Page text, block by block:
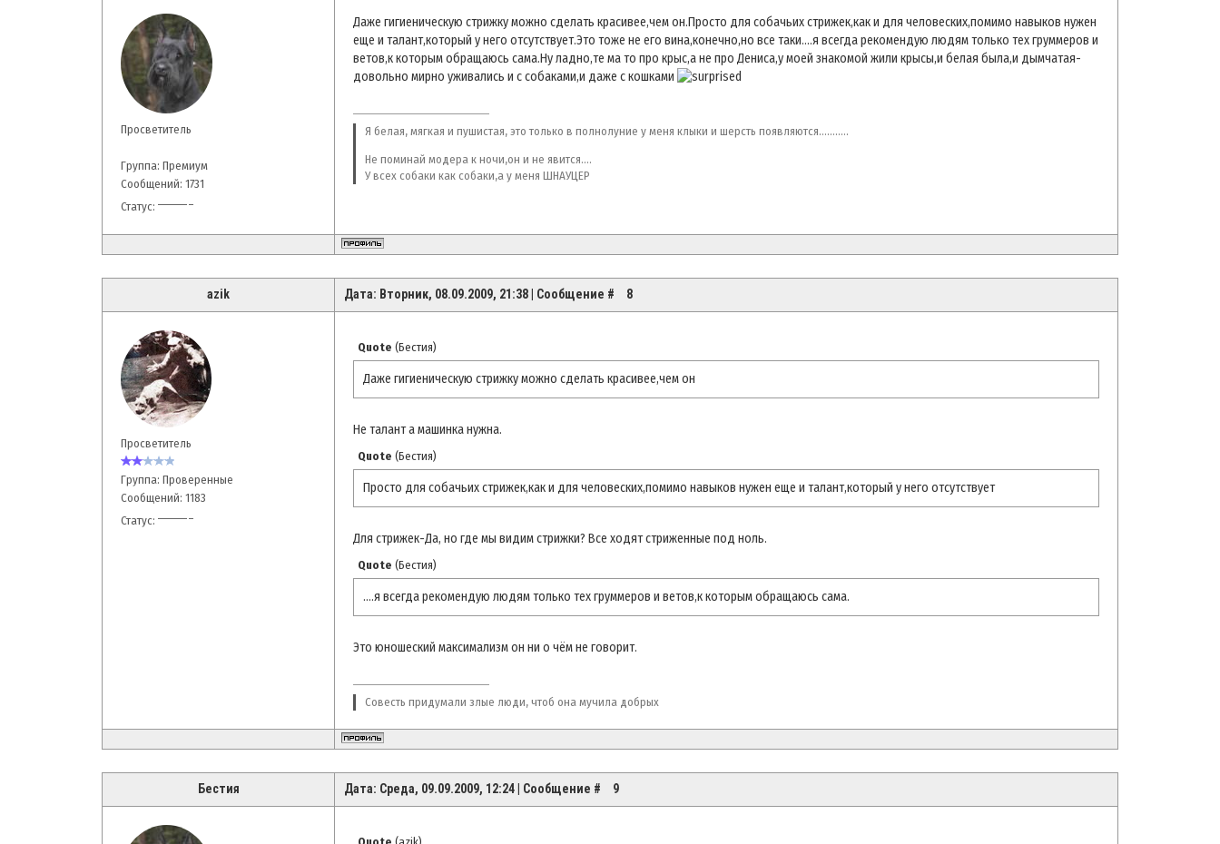
Просветитель
Группа: Премиум
Сообщений: 1731
Статус:
Даже гигиеническую стрижку можно сделать красивее,чем он.Просто для собачьих стрижек,как и для человеских,помимо навыков нужен
еще и талант,который у него отсутствует.Это тоже не его вина,конечно,но все таки....я всегда рекомендую людям только тех груммеров и
ветов,к которым обращаюсь сама.Ну ладно,те ма то про крыс,а не про Дениса,у моей знакомой жили крысы,и белая была,и дымчатая-
довольно мирно уживались и с собаками,и даже с кошками
Я белая, мягкая и пушистая, это только в полнолуние у меня клыки и шерсть появляются...........
Не поминай модера к ночи,он и не явится....
У всех собаки как собаки,а у меня ШНАУЦЕР
azik Дата: Вторник, 08.09.2009, 21:38 | Сообщение # 8
Просветитель
Группа: Проверенные
Сообщений: 1183
Статус:
Quote (Бестия)
Даже гигиеническую стрижку можно сделать красивее,чем он
Не талант а машинка нужна.
Quote (Бестия)
Просто для собачьих стрижек,как и для человеских,помимо навыков нужен еще и талант,который у него отсутствует
Для стрижек-Да, но где мы видим стрижки? Все ходят стриженные под ноль.
Quote (Бестия)
....я всегда рекомендую людям только тех груммеров и ветов,к которым обращаюсь сама.
Это юношеский максимализм он ни о чём не говорит.
Совесть придумали злые люди, чтоб она мучила добрых
Бестия Дата: Среда, 09.09.2009, 12:24 | Сообщение # 9